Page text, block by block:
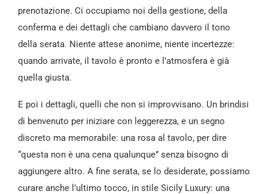
prenotazione. Ci occupiamo noi della gestione, della
conferma e dei dettagli che cambiano davvero il tono
della serata. Niente attese anonime, niente incertezze:
quando arrivate, il tavolo è pronto e l’atmosfera è già
quella giusta.
E poi i dettagli, quelli che non si improvvisano. Un brindisi
di benvenuto per iniziare con leggerezza, e un segno
discreto ma memorabile: una rosa al tavolo, per dire
“questa non è una cena qualunque” senza bisogno di
aggiungere altro. A fine serata, se lo desiderate, possiamo
curare anche l’ultimo tocco, in stile Sicily Luxury: una